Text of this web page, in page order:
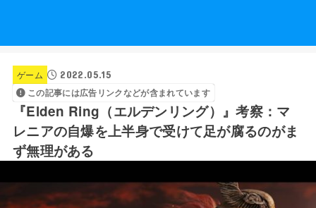
ゲーム
2022.05.15
この記事には広告リンクなどが含まれています
『Elden Ring（エルデンリング）』考察：マ
レニアの自爆を上半身で受けて足が腐るのがま
ず無理がある